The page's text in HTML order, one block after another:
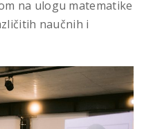
na ulogu matematike
naučnih i